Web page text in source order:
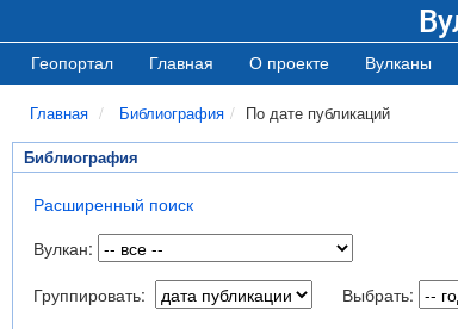
Геопортал Главная О проекте Вулканы
Главная Библиография По дате публикаций
Библиография
Расширенный поиск
Вулкан:
Группировать:
Выбрать: